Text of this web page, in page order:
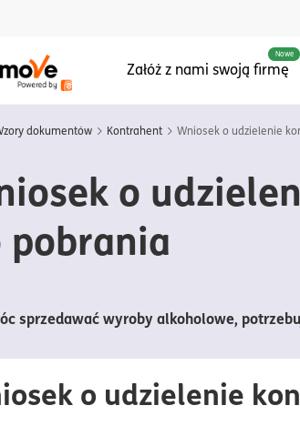
Menu główne serwisu
Załóż z nami swoją firmę
Nowe
dokumentów Kontrahent Wniosek o udzielenie
o
pobrania
sprzedawać wyroby alkoholowe,
o udzielenie